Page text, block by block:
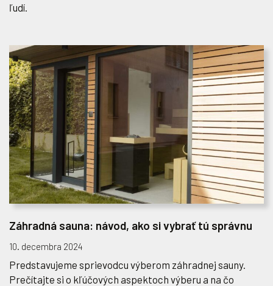
ľudí.
Záhradná sauna: návod, ako si vybrať tú správnu
10. decembra 2024
Predstavujeme sprievodcu výberom záhradnej sauny.
Prečítajte si o kľúčových aspektoch výberu a na čo